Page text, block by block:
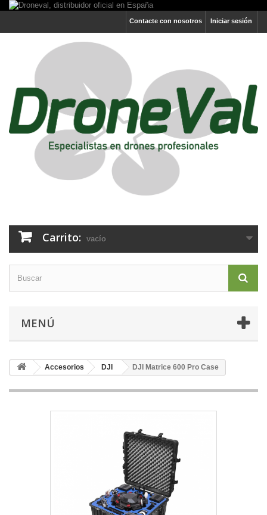
Iniciar sesión
Contacte con nosotros
Carrito: vacío
MENÚ
Accesorios DJI DJI Matrice 600 Pro Case